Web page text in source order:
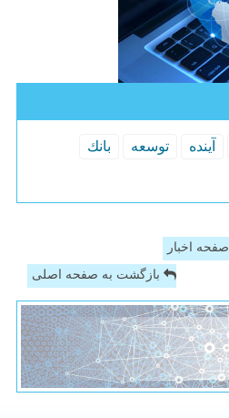
آینده توسعه
بانك
صفحه اخبار
بازگشت به صفحه اصلی